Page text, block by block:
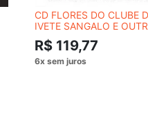
CD FLORES DO CLUBE
IVETE SANGALO E
R$ 119,77